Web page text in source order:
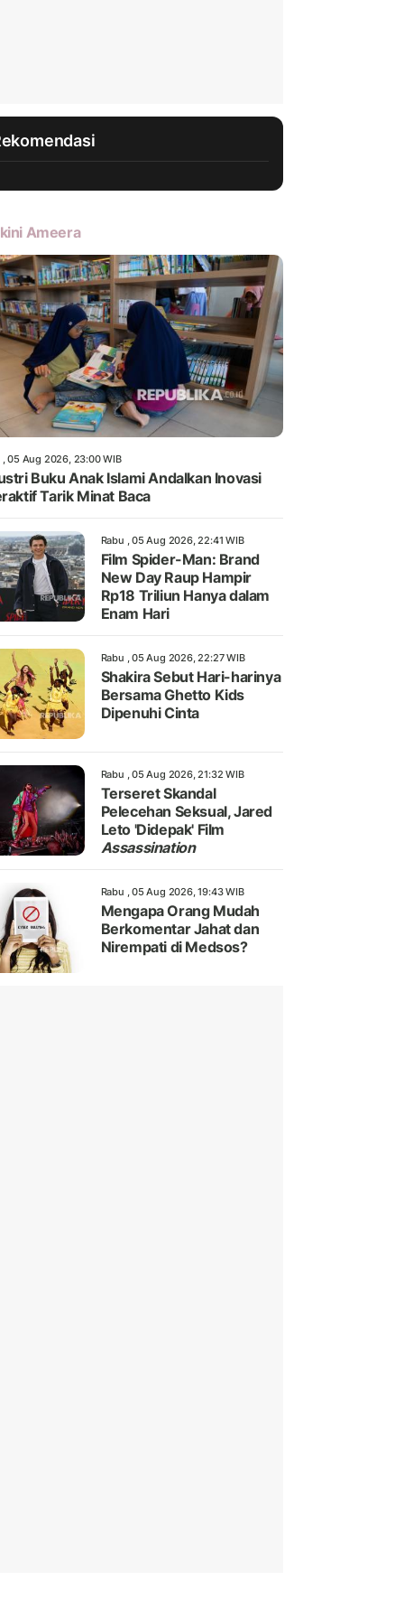
Ameera
, 05 Aug 2026, 23:00 WIB
Buku Anak Islami Andalkan Inovasi
Tarik Minat Baca
Rabu , 05 Aug 2026, 22:41 WIB
Film Spider-Man: Brand
New Day Raup Hampir
Rp18 Triliun Hanya dalam
Enam Hari
Rabu , 05 Aug 2026, 22:27 WIB
Shakira Sebut Hari-harinya
Bersama Ghetto Kids
Dipenuhi Cinta
Rabu , 05 Aug 2026, 21:32 WIB
Terseret Skandal
Pelecehan Seksual, Jared
Leto 'Didepak' Film
Assassination
Rabu , 05 Aug 2026, 19:43 WIB
Mengapa Orang Mudah
Berkomentar Jahat dan
Nirempati di Medsos?